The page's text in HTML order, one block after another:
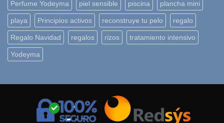
Perfume Yodeyma piel sensible piscina plancha mini
playa Principios activos reconstruye tu pelo regalo
Regalo Navidad regalos rizos tratamiento intensivo
Yodeyma